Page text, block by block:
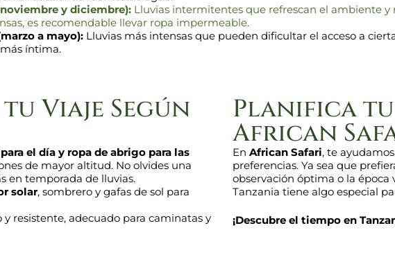
y diciembre):Lluvias intermitentes que refrescan el ambiente y
es recomendable llevar ropa impermeable.
a mayo):Lluvias más intensas que pueden dificultar el acceso a
íntima.
Viaje Según
el día y ropa de abrigo para las
de mayor altitud. No olvides una
en temporada de lluvias.
solar, sombrero y gafas de sol para
resistente, adecuado para caminatas y
Planifica
African
En African Safari, te
preferencias. Ya sea que
observación óptima o la época
Tanzania tiene algo especial
¡Descubre el tiempo en